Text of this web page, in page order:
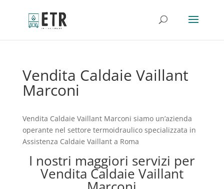
Vendita Caldaie Vaillant
Marconi
Vendita Caldaie Vaillant Marconi siamo un’azienda
operante nel settore termoidraulico specializzata in
Assistenza Caldaie Vaillant a Roma
I nostri maggiori servizi per
Vendita Caldaie Vaillant